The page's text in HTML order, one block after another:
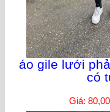
áo gile lưới
có
Giá: